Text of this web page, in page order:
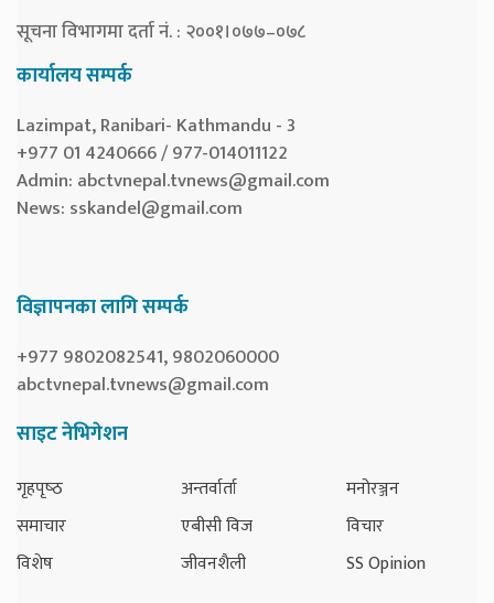
सूचना विभागमा दर्ता नं. : २००१।०७७–०७८
कार्यालय सम्पर्क
Lazimpat, Ranibari- Kathmandu - 3
+977 01 4240666 / 977-014011122
Admin: abctvnepal.tvnews@gmail.com
News: sskandel@gmail.com
विज्ञापनका लागि सम्पर्क
+977 9802082541, 9802060000
abctvnepal.tvnews@gmail.com
साइट नेभिगेशन
गृहपृष्‍ठ
समाचार
विशेष
अन्तर्वार्ता
एबीसी विज
जीवनशैली
मनोरञ्जन
विचार
SS Opinion